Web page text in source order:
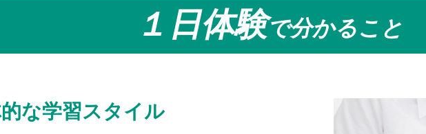
１日体験で分かること
な学習スタイル